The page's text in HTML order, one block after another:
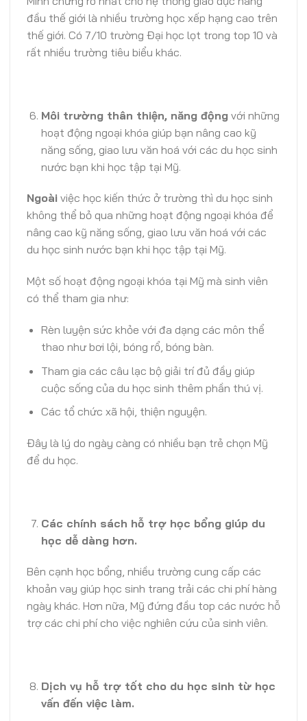
đầu thế giới là nhiều trường học xếp hạng cao trên
thế giới. Có 7/10 trường Đại học lọt trong top 10 và
rất nhiều trường tiêu biểu khác.
Môi trường thân thiện, năng độngvới những
hoạt động ngoại khóa giúp bạn nâng cao kỹ
năng sống, giao lưu văn hoá với các du học sinh
nước bạn khi học tập tại Mỹ.
Ngoài việc học kiến thức ở trường thì du học sinh
không thể bỏ qua những hoạt động ngoại khóa để
nâng cao kỹ năng sống, giao lưu văn hoá với các
du học sinh nước bạn khi học tập tại Mỹ.
Một số hoạt động ngoại khóa tại Mỹ mà sinh viên
có thể tham gia như:
Rèn luyện sức khỏe với đa dạng các môn thể
thao như bơi lội, bóng rổ, bóng bàn.
Tham gia các câu lạc bộ giải trí đủ đầy giúp
cuộc sống của du học sinh thêm phần thú vị.
Các tổ chức xã hội, thiện nguyện.
Đây là lý do ngày càng có nhiều bạn trẻ chọn Mỹ
để du học.
Các chính sách hỗ trợ học bổng giúp du
học dễ dàng hơn.
Bên cạnh học bổng, nhiều trường cung cấp các
khoản vay giúp học sinh trang trải các chi phí hàng
ngày khác. Hơn nữa, Mỹ đứng đầu top các nước hỗ
trợ các chi phí cho việc nghiên cứu của sinh viên.
Dịch vụ hỗ trợ tốt cho du học sinh từ học
vấn đến việc làm.